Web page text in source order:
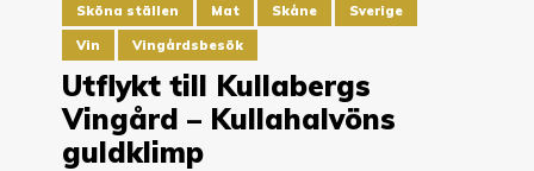
Sköna ställen Mat Skåne Sverige
Vin Vingårdsbesök
Utflykt till Kullabergs
Vingård – Kullahalvöns
guldklimp